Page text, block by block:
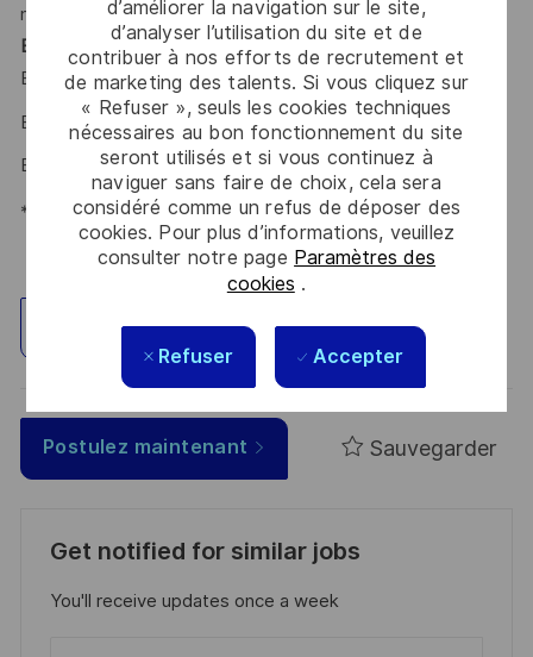
d’améliorer la navigation sur le site,
d’analyser l’utilisation du site et de
contribuer à nos efforts de recrutement et
de marketing des talents. Si vous cliquez sur
« Refuser », seuls les cookies techniques
nécessaires au bon fonctionnement du site
seront utilisés et si vous continuez à
naviguer sans faire de choix, cela sera
considéré comme un refus de déposer des
cookies. Pour plus d’informations, veuillez
consulter notre page Paramètres des
cookies .
Refuser Accepter
morgen zu begegnen. Sind Sie dabei? Ihr Ansprechpartner
Benedikt Petzet
freut sich schon auf Ihre Online-
Bewerbung über unserKarriereportal.
Benedikt Petzet – Talent Acquisition Partner
Benedikt.PETZET@thalesgroup.com
*Human Intelligence
Explorez un site
Postulez maintenant Sauvegarder
Get notified for similar jobs
You'll receive updates once a week